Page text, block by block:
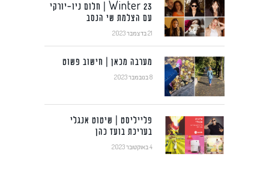
Winter 23 | חלום ניו-יורקי
עם הצלמת שי הנסב
21 בדצמבר 2023
מערבה מכאן | חישוב פשוט
8 בנובמבר 2023
פלייליסט | שיטוט אנגלי
בעריכת בועז כהן
4 באוקטובר 2023